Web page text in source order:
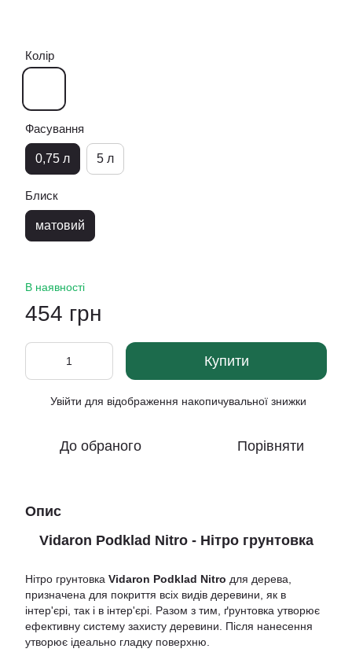
Колір
Фасування
0,75 л 5 л
Блиск
матовий
В наявності
454 грн
Купити
Увійти для відображення накопичувальної знижки
До обраного Порівняти
Опис
Vidaron Podklad Nitro - Нітро грунтовка
Нітро грунтовка Vidaron Podklad Nitro для дерева,
призначена для покриття всіх видів деревини, як в
інтер'єрі, так і в інтер'єрі. Разом з тим, ґрунтовка утворює
ефективну систему захисту деревини. Після нанесення
утворює ідеально гладку поверхню.